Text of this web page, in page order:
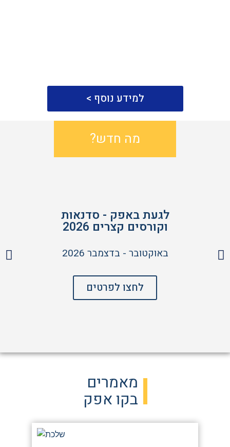
למידע נוסף >
מה חדש?
לגעת באפק - סדנאות
וקורסים קצרים 2026
באוקטובר - בדצמבר 2026
לחצו לפרטים
מאמרים
בקו אפק